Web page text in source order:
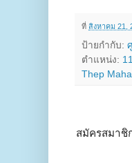
ที่ สิงหาคม 21,
ป้ายกำกับ:
ตำแหน่ง:
Thep
สมัครสมาชิ